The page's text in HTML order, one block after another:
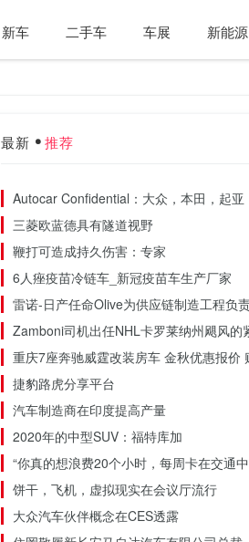
新车 二手车 车展 新能源
最新 推荐
Autocar Confidential：大众，本田，起亚
三菱欧蓝德具有隧道视野
鞭打可造成持久伤害：专家
6人痤疫苗冷链车_新冠疫苗车生产厂家
雷诺-日产任命Olive为供应链制造工程负
Zamboni司机出任NHL卡罗莱纳州飓风的
重庆7座奔驰威霆改装房车 金秋优惠报价
捷豹路虎分享平台
汽车制造商在印度提高产量
2020年的中型SUV：福特库加
“你真的想浪费20个小时，每周卡在交通
饼干，飞机，虚拟现实在会议厅流行
大众汽车伙伴概念在CES透露